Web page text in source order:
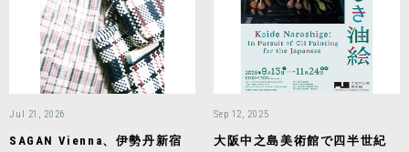
Jul 21, 2026
SAGAN Vienna、伊勢丹新宿
Sep 12, 2025
大阪中之島美術館で四半世紀